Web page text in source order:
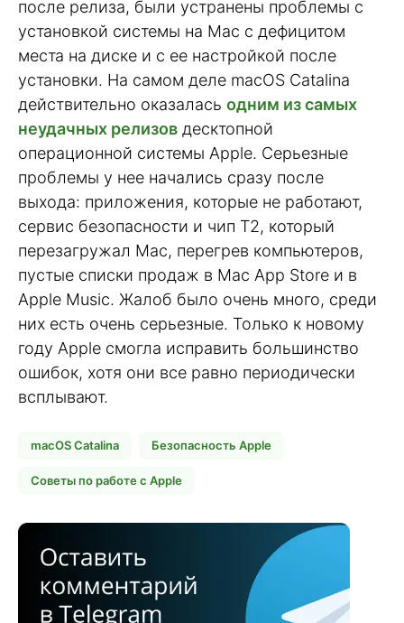
после релиза, были устранены проблемы с
установкой системы на Mac с дефицитом
места на диске и с ее настройкой после
установки. На самом деле macOS Catalina
действительно оказалась одним из самых
неудачных релизов десктопной
операционной системы Apple. Серьезные
проблемы у нее начались сразу после
выхода: приложения, которые не работают,
сервис безопасности и чип T2, который
перезагружал Mac, перегрев компьютеров,
пустые списки продаж в Mac App Store и в
Apple Music. Жалоб было очень много, среди
них есть очень серьезные. Только к новому
году Apple смогла исправить большинство
ошибок, хотя они все равно периодически
всплывают.
macOS Catalina Безопасность Apple
Советы по работе с Apple